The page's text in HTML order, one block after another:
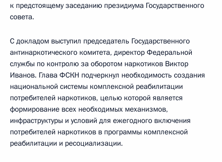
к предстоящему заседанию президиума Государственного
совета.
С докладом выступил председатель Государственного
антинаркотического комитета, директор Федеральной
службы по контролю за оборотом наркотиков Виктор
Иванов. Глава ФСКН подчеркнул необходимость создания
национальной системы комплексной реабилитации
потребителей наркотиков, целью которой является
формирование всех необходимых механизмов,
инфраструктуры и условий для ежегодного включения
потребителей наркотиков в программы комплексной
реабилитации и ресоциализации.